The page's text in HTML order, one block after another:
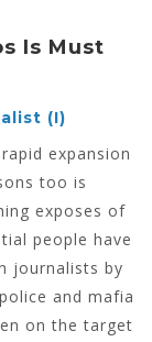
Is Must
(I)
expansion
too is
exposes of
people have
journalists by
and mafia
on the target